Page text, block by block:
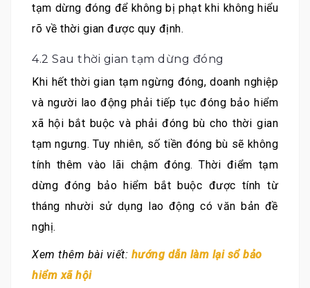
tạm dừng đóng để không bị phạt khi không hiểu
rõ về thời gian được quy định.
4.2 Sau thời gian tạm dừng đóng
Khi hết thời gian tạm ngừng đóng, doanh nghiệp
và người lao động phải tiếp tục đóng bảo hiểm
xã hội bắt buộc và phải đóng bù cho thời gian
tạm ngưng. Tuy nhiên, số tiền đóng bù sẽ không
tính thêm vào lãi chậm đóng. Thời điểm tạm
dừng đóng bảo hiểm bắt buộc được tính từ
tháng nhười sử dụng lao động có văn bản đề
nghị.
Xem thêm bài viết: hướng dẫn làm lại sổ bảo
hiểm xã hội